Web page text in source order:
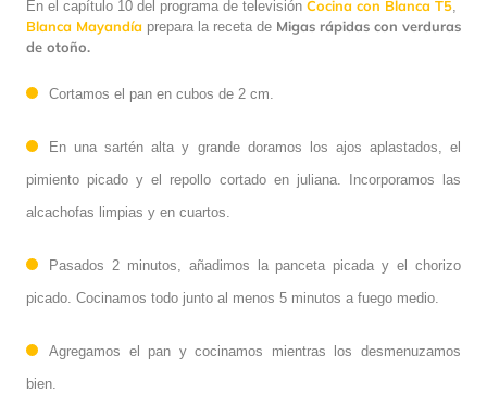
En el capítulo 10 del programa de televisión Cocina con Blanca T5
Blanca Mayandía prepara la receta de Migas rápidas con verduras
de otoño.
Cortamos el pan en cubos de 2 cm.
En una sartén alta y grande doramos los ajos aplastados, el
pimiento picado y el repollo cortado en juliana. Incorporamos las
alcachofas limpias y en cuartos.
Pasados 2 minutos, añadimos la panceta picada y el chorizo
picado. Cocinamos todo junto al menos 5 minutos a fuego medio.
Agregamos el pan y cocinamos mientras los desmenuzamos
bien.